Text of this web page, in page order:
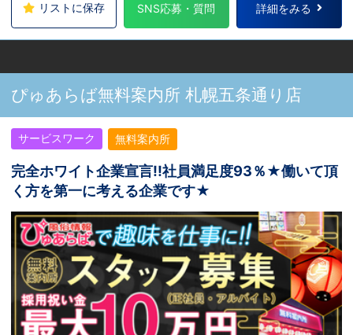
リストに保存 SNS応募・質問 詳細をみる
ぴゅあらば無料案内所 札幌五条通り店
サービスワーク 無料案内所
完全ホワイト企業宣言!!社員満足度93％★働いて頂
く方を第一に考える企業です★